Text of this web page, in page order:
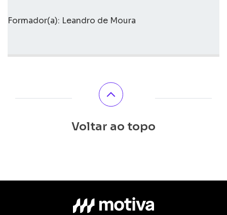
Formador(a): Leandro de Moura
Voltar ao topo